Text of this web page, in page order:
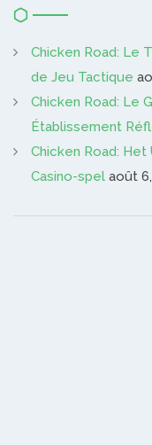
Chicken Road: Le
de Jeu Tactique
Chicken Road: Le
Établissement
Chicken Road:
Casino-spel août